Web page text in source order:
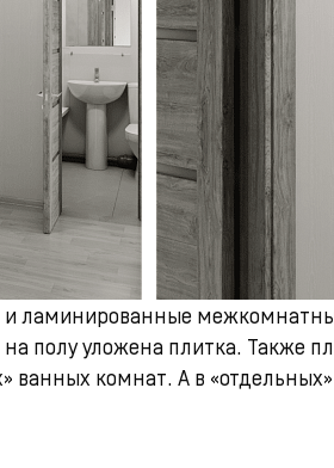
ламинированные
полу уложена плитка. Также
ванных комнат. А в